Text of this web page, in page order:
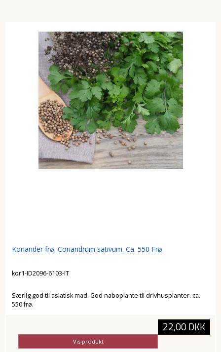
Koriander frø. Coriandrum sativum. Ca. 550 Frø.
kor1-ID2096-6103-IT
Særlig god til asiatisk mad. God naboplante til drivhusplanter. ca.
550 frø.
22,00 DKK
Vis produkt